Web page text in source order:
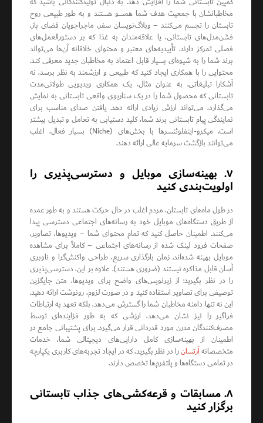
مخاطبانشان با جمعیت هدف شما همسو هستند و به طور طبیعی روح
تابستان را تجسم می‌کنند – وبلاگ‌نویسان سفر، ماجراجویان فضای باز،
فشن‌مدل‌های تابستانی، یا علاقه‌مندان به غذا که بر دستورالعمل‌های
فصلی تمرکز دارند. تأییدیه‌های معتبر و محتوای خلاقانه آن‌ها می‌تواند
برند شما را به شیوه‌ای بسیار قابل اعتماد به مخاطبان جدید معرفی کند.
محتوایی را با همکاری ایجاد کنید که طبیعی و ارزشمند به نظر برسد، نه
آشکارا تبلیغاتی. به عنوان مثال، یک همکاری ویدیویی طولانی‌مدت
تابستانی که محصول شما را در یک سناریوی واقعی تابستانی به نمایش
می‌گذارد، می‌تواند ارزش زیادی ارائه دهد. یافتن صدای مناسب برای
نمایندگی پیام تابستانی برند شما، کلید دستیابی به تعامل و تبدیل بیشتر
است. میکرو-اینفلوئنسرها با بخش‌های (Niche) بسیار فعال، اغلب
می‌توانند بازگشت سرمایه عالی ارائه دهند.
۷. بهینه‌سازی موبایل و دسترسی‌پذیری را
اولویت‌بندی کنید
در طول ماه‌های تابستان، مردم اغلب در حال حرکت هستند و به طور عمده
از طریق دستگاه‌های موبایل خود به رسانه‌های اجتماعی دسترسی پیدا
می‌کنند. اطمینان حاصل کنید که تمام محتوای شما – ویدیوها، تصاویر،
صفحات فرود لینک شده از رسانه‌های اجتماعی – کاملاً برای مشاهده
موبایل بهینه شده‌اند. زمان بارگذاری سریع، طراحی واکنش‌گرا و ناوبری
آسان قابل مذاکره نیستند (ضروری هستند). علاوه بر این، دسترسی‌پذیری
را در نظر بگیرید: از زیرنویس‌های واضح برای ویدیوها، متن جایگزین
توصیفی برای تصاویر استفاده کنید و در صورت لزوم، رونوشت ارائه دهید.
این نه تنها دامنه مخاطبان شما را گسترش می‌دهد، بلکه تعهد به ارتباطات
فراگیر را نیز نشان می‌دهد، ارزشی که به طور فزاینده‌ای توسط
مصرف‌کنندگان مدرن مورد قدردانی قرار می‌گیرد. برای پشتیبانی جامع در
اطمینان از بهینه‌سازی کامل دارایی‌های دیجیتالی شما، خدمات
متخصصانهآرتسانرا در نظر بگیرید، که در ایجاد تجربه‌های کاربری یکپارچه
در تمامی دستگاه‌ها و پلتفرم‌ها تخصص دارند.
۸. مسابقات و قرعه‌کشی‌های جذاب تابستانی
برگزار کنید